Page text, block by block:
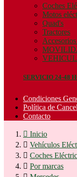
Coches
Motos
Quad's
Tractores
SERVICIO 24-48
Condiciones
Política de
Contacto
 Inicio
 Vehículos
 Coches
 Por marcas